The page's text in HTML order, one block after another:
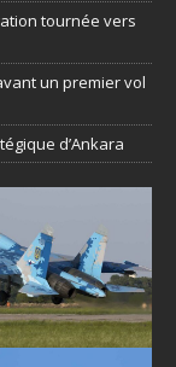
tournée vers
un premier vol
d’Ankara